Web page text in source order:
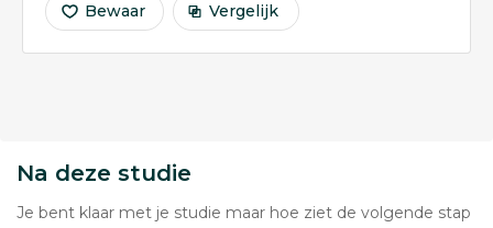
Bewaar Vergelijk
Na deze studie
Je bent klaar met je studie maar hoe ziet de volgende stap